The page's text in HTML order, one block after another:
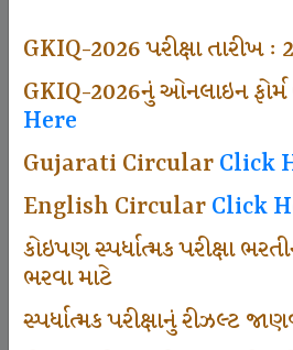
GKIQ-2026 પરીક્ષા તારીખ
GKIQ-2026નું ઓનલાઇન ફોર્મ
Here
Gujarati CircularClick
English CircularClick
કોઇપણ સ્પર્ધાત્મક પરીક્ષા
ભરવા માટે
સ્પર્ધાત્મક પરીક્ષાનું રીઝલ્ટ
Sarvottam Karkirdi